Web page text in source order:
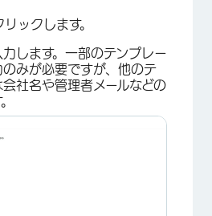
リックします。
します。一部のテンプレー
のみが必要ですが、他のテ
社名や管理者メールなどの